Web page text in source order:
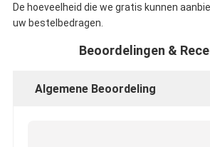
De hoeveelheid die we gratis kunnen
uw bestelbedragen.
Beoordelingen &
Algemene Beoordeling